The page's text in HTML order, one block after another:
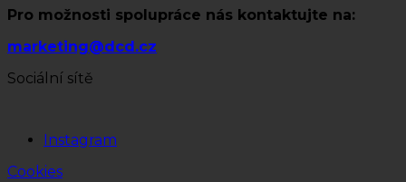
Pro možnosti spolupráce nás kontaktujte na:
marketing@dcd.cz
Sociální sítě
Instagram
Cookies